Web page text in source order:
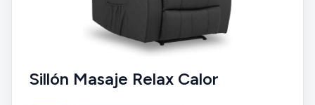
Sillón Masaje Relax Calor